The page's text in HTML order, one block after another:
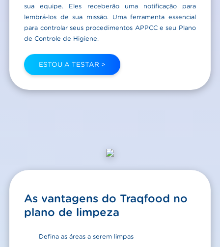
sua equipe. Eles receberão uma notificação para
lembrá-los de sua missão. Uma ferramenta essencial
para controlar seus procedimentos APPCC e seu Plano
de Controle de Higiene.
ESTOU A TESTAR >
As vantagens do Traqfood no
plano de limpeza
Defina as áreas a serem limpas